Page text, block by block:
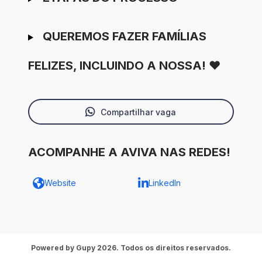
QUEREMOS FAZER FAMÍLIAS
FELIZES, INCLUINDO A NOSSA! ❤️
Compartilhar vaga
ACOMPANHE A AVIVA NAS REDES!
Website LinkedIn
Powered by Gupy 2026. Todos os direitos reservados.